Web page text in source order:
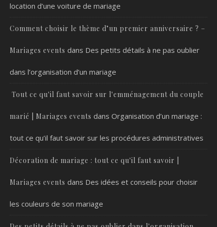
location d’une voiture de mariage
Comment choisir le thème d’un premier anniversaire ? –
Mariages events dans Des petits détails à ne pas oublier
dans l’organisation d’un mariage
Tout ce qu'il faut savoir sur l'emménagement du couple
marié | Mariages events dans Organisation d’un mariage :
tout ce qu’il faut savoir sur les procédures administratives
Décoration de mariage : tout ce qu'il faut savoir |
Mariages events dans Des idées et conseils pour choisir
les couleurs de son mariage